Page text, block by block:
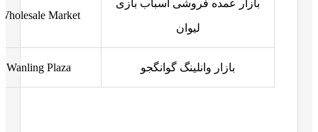
بازار عمده فروشی اسباب بازی
لیوان
Market
بازار وانلینگ گوانگجو Wanling Plaza